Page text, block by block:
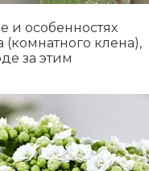
особенностях
(комнатного клена),
за этим